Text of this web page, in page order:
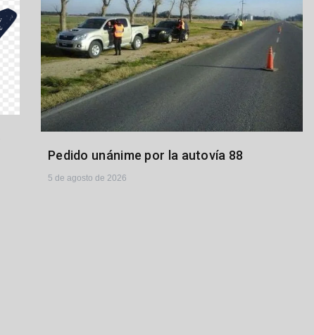
Pedido unánime por la autovía 88
5 de agosto de 2026